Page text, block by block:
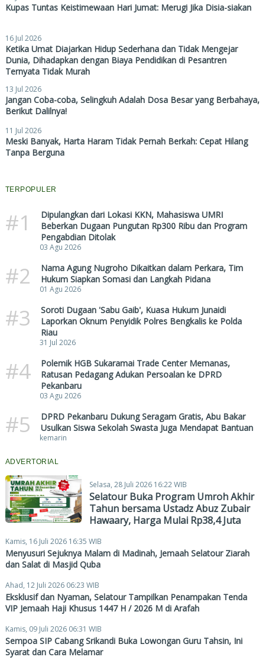
Kupas Tuntas Keistimewaan Hari Jumat: Merugi Jika Disia-siakan
16 Jul 2026
Ketika Umat Diajarkan Hidup Sederhana dan Tidak Mengejar
Dunia, Dihadapkan dengan Biaya Pendidikan di Pesantren
Ternyata Tidak Murah
13 Jul 2026
Jangan Coba-coba, Selingkuh Adalah Dosa Besar yang Berbahaya,
Berikut Dalilnya!
11 Jul 2026
Meski Banyak, Harta Haram Tidak Pernah Berkah: Cepat Hilang
Tanpa Berguna
TERPOPULER
#1
Dipulangkan dari Lokasi KKN, Mahasiswa UMRI
Beberkan Dugaan Pungutan Rp300 Ribu dan Program
Pengabdian Ditolak
03 Agu 2026
#2
Nama Agung Nugroho Dikaitkan dalam Perkara, Tim
Hukum Siapkan Somasi dan Langkah Pidana
01 Agu 2026
#3
Soroti Dugaan 'Sabu Gaib', Kuasa Hukum Junaidi
Laporkan Oknum Penyidik Polres Bengkalis ke Polda
Riau
31 Jul 2026
#4
Polemik HGB Sukaramai Trade Center Memanas,
Ratusan Pedagang Adukan Persoalan ke DPRD
Pekanbaru
03 Agu 2026
#5
DPRD Pekanbaru Dukung Seragam Gratis, Abu Bakar
Usulkan Siswa Sekolah Swasta Juga Mendapat Bantuan
kemarin
ADVERTORIAL
Selasa, 28 Juli 2026 16:22 WIB
Selatour Buka Program Umroh Akhir
Tahun bersama Ustadz Abuz Zubair
Hawaary, Harga Mulai Rp38,4 Juta
Kamis, 16 Juli 2026 16:35 WIB
Menyusuri Sejuknya Malam di Madinah, Jemaah Selatour Ziarah
dan Salat di Masjid Quba
Ahad, 12 Juli 2026 06:23 WIB
Eksklusif dan Nyaman, Selatour Tampilkan Penampakan Tenda
VIP Jemaah Haji Khusus 1447 H / 2026 M di Arafah
Kamis, 09 Juli 2026 06:31 WIB
Sempoa SIP Cabang Srikandi Buka Lowongan Guru Tahsin, Ini
Syarat dan Cara Melamar